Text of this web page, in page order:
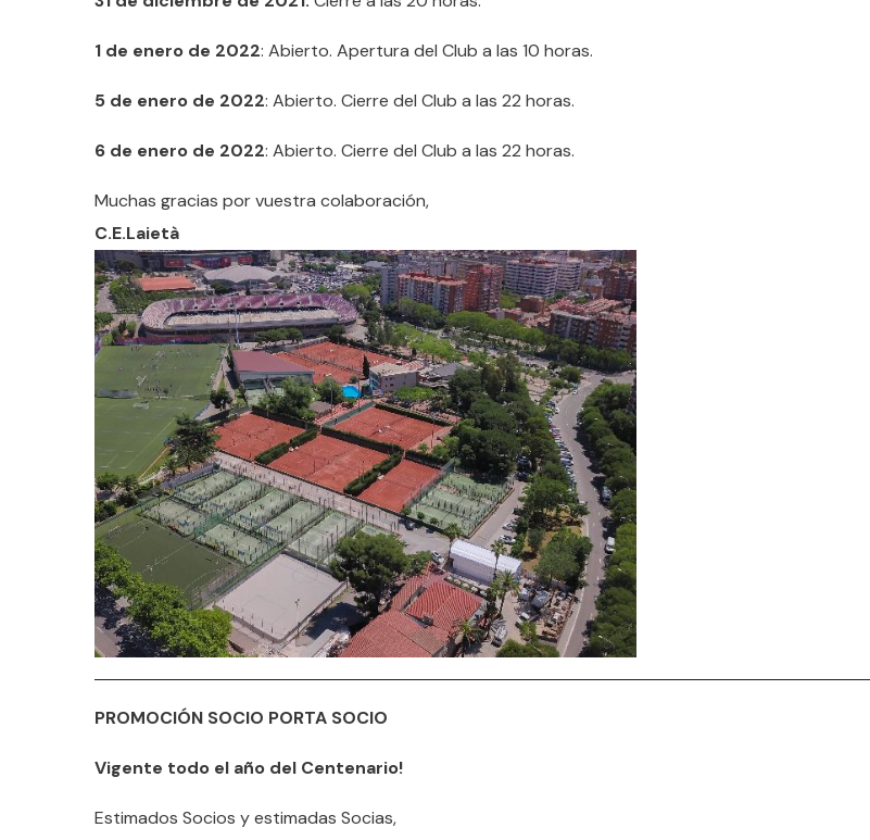
1 de enero de 2022: Abierto. Apertura del Club a las 10 horas.
5 de enero de 2022: Abierto. Cierre del Club a las 22 horas.
6 de enero de 2022: Abierto. Cierre del Club a las 22 horas.
Muchas gracias por vuestra colaboración,
C.E.Laietà
PROMOCIÓN SOCIO PORTA SOCIO
Vigente todo el año del Centenario!
Estimados Socios y estimadas Socias,